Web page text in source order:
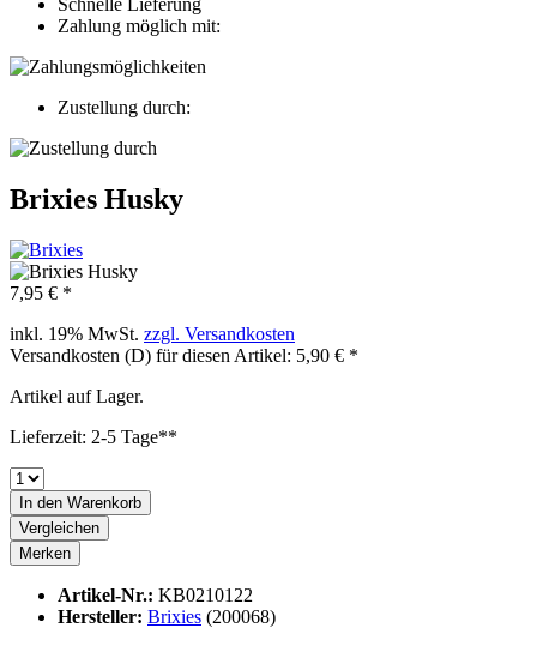
Schnelle Lieferung
Zahlung möglich mit:
Zustellung durch:
Brixies Husky
7,95 € *
inkl. 19% MwSt. zzgl. Versandkosten
Versandkosten (D) für diesen Artikel: 5,90 € *
Artikel auf Lager.
Lieferzeit: 2-5 Tage**
In den Warenkorb
Vergleichen
Merken
Artikel-Nr.: KB0210122
Hersteller: Brixies (200068)